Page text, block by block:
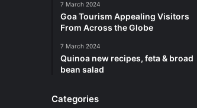
7 March 2024
Goa Tourism Appealing Visitors
From Across the Globe
7 March 2024
Quinoa new recipes, feta & broad
bean salad
Categories